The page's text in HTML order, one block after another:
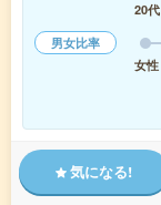
20代
男女比率
女性
気になる!